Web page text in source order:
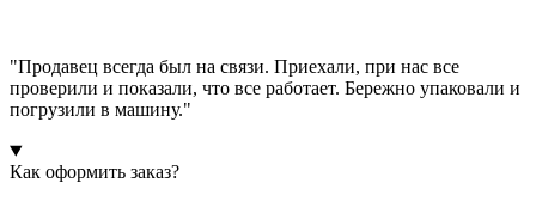
"Продавец всегда был на связи. Приехали, при нас все
проверили и показали, что все работает. Бережно упаковали и
погрузили в машину."
Как оформить заказ?